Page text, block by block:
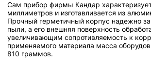
Сам прибор фирмы Кандар
миллиметров и изготавливается из
Прочный герметичный корпус надежно
пыли, а его внешняя поверхность
увеличивающим сопротивляемость к
применяемого материала масса
810 граммов.